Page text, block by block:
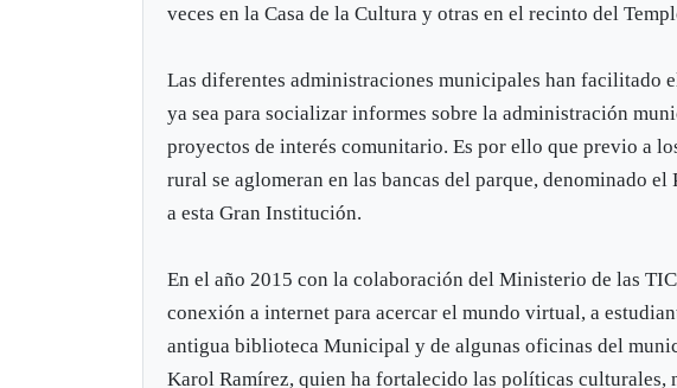
veces en la Casa de la Cultura y otras en el recinto del
Las diferentes administraciones municipales han facilitado
ya sea para socializar informes sobre la administración
proyectos de interés comunitario. Es por ello que previo a
rural se aglomeran en las bancas del parque, denominado
a esta Gran Institución.
En el año 2015 con la colaboración del Ministerio de las
conexión a internet para acercar el mundo virtual, a
antigua biblioteca Municipal y de algunas oficinas del
Karol Ramírez, quien ha fortalecido las políticas culturales,